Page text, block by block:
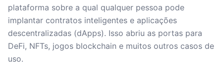
plataforma sobre a qual qualquer pessoa pode
implantar contratos inteligentes e aplicações
descentralizadas (dApps). Isso abriu as portas para
DeFi, NFTs, jogos blockchain e muitos outros casos de
uso.